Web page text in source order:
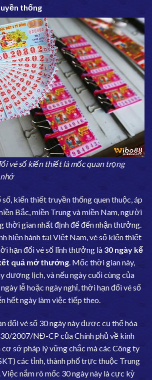
thống
vé số kiến thiết là mốc quan trọng
kiến thiết truyền thống quen thuộc, áp
Bắc, miền Trung và miền Nam, người
thời gian nhất định để đến nhận thưởng.
hiện hành tại Việt Nam, vé số kiến thiết
hạn đổi vé số lĩnh thưởng là 30 ngày kể
quả mở thưởng . Mốc thời gian này,
dương lịch, và nếu ngày cuối cùng của
lễ hoặc ngày nghỉ, thời hạn đổi vé số
hết ngày làm việc tiếp theo.
đổi vé số 30 ngày này được cụ thể hóa
2007/NĐ-CP của Chính phủ về kinh
cơ sở pháp lý vững chắc mà các Công ty
các tỉnh, thành phố trực thuộc Trung
nắm rõ mốc 30 ngày này là cực kỳ